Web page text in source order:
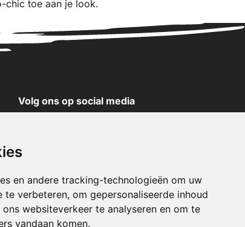
en andere tracking-technologieën om uw
verbeteren, om gepersonaliseerde inhoud
websiteverkeer te analyseren en om te
vandaan komen.
chic toe aan je look.
Volg ons op social media
X
Pinterest